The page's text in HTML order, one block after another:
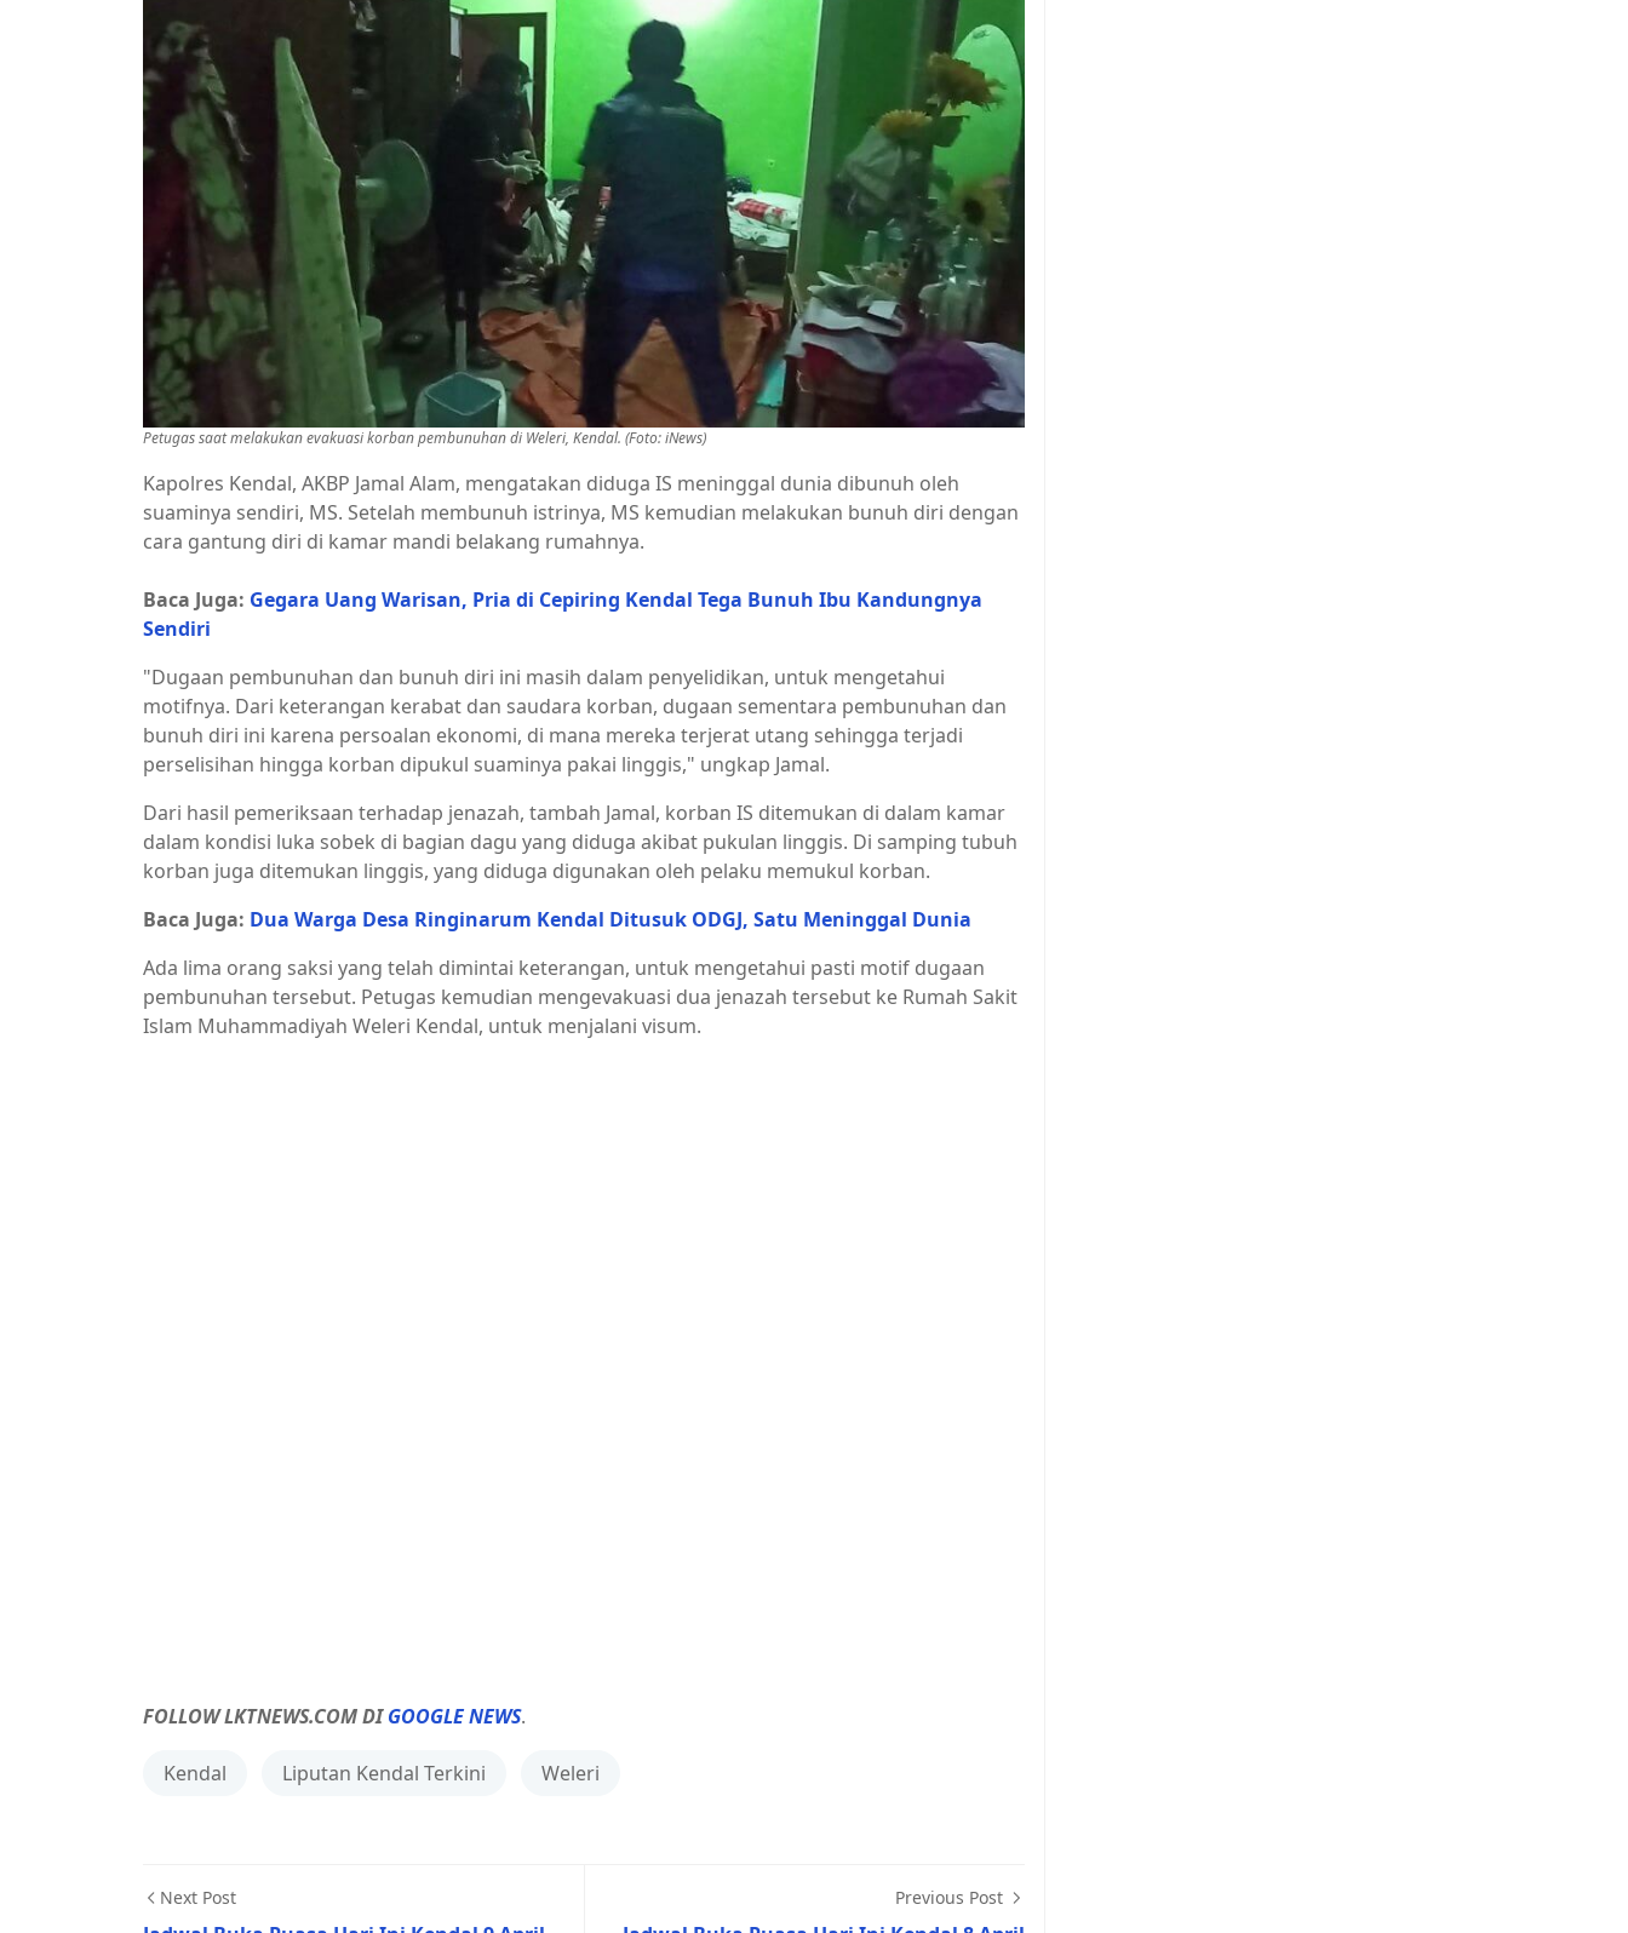
Petugas saat melakukan evakuasi korban pembunuhan di Weleri, Kendal. (Foto: iNews)
Kapolres Kendal, AKBP Jamal Alam, mengatakan diduga IS meninggal dunia dibunuh oleh
suaminya sendiri, MS. Setelah membunuh istrinya, MS kemudian melakukan bunuh diri dengan
cara gantung diri di kamar mandi belakang rumahnya.
Baca Juga: Gegara Uang Warisan, Pria di Cepiring Kendal Tega Bunuh Ibu Kandungnya
Sendiri
"Dugaan pembunuhan dan bunuh diri ini masih dalam penyelidikan, untuk mengetahui
motifnya. Dari keterangan kerabat dan saudara korban, dugaan sementara pembunuhan dan
bunuh diri ini karena persoalan ekonomi, di mana mereka terjerat utang sehingga terjadi
perselisihan hingga korban dipukul suaminya pakai linggis," ungkap Jamal.
Dari hasil pemeriksaan terhadap jenazah, tambah Jamal, korban IS ditemukan di dalam kamar
dalam kondisi luka sobek di bagian dagu yang diduga akibat pukulan linggis. Di samping tubuh
korban juga ditemukan linggis, yang diduga digunakan oleh pelaku memukul korban.
Baca Juga: Dua Warga Desa Ringinarum Kendal Ditusuk ODGJ, Satu Meninggal Dunia
Ada lima orang saksi yang telah dimintai keterangan, untuk mengetahui pasti motif dugaan
pembunuhan tersebut. Petugas kemudian mengevakuasi dua jenazah tersebut ke Rumah Sakit
Islam Muhammadiyah Weleri Kendal, untuk menjalani visum.
FOLLOW LKTNEWS.COM DIGOOGLE NEWS.
Kendal Liputan Kendal Terkini Weleri
Next Post Previous Post